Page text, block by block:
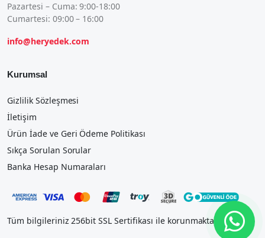
Pazartesi – Cuma: 9:00-18:00
Cumartesi: 09:00 – 16:00
info@heryedek.com
Kurumsal
Gizlilik Sözleşmesi
İletişim
Ürün İade ve Geri Ödeme Politikası
Sıkça Sorulan Sorular
Banka Hesap Numaraları
Tüm bilgileriniz 256bit SSL Sertifikası ile korunmaktadır.